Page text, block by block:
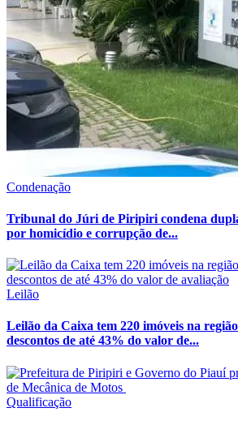
Condenação
Tribunal do Júri de Piripiri condena
por homicídio e corrupção de...
Leilão
Leilão da Caixa tem 220 imóveis na
descontos de até 43% do valor de...
Qualificação